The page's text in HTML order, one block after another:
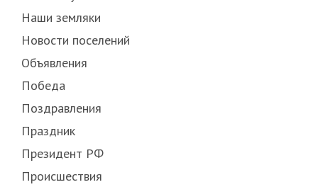
Наши земляки
Новости поселений
Объявления
Победа
Поздравления
Праздник
Президент РФ
Происшествия